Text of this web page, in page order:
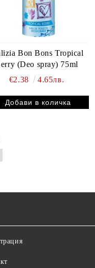
Bon Bons Tropical
(Deo spray) 75ml
€2.38
4.65лв.